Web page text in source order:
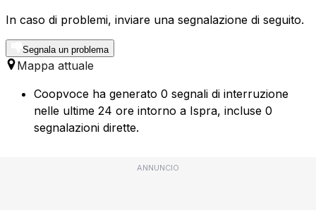
In caso di problemi, inviare una segnalazione di seguito.
Segnala un problema
Mappa attuale
Coopvoce ha generato 0 segnali di interruzione
nelle ultime 24 ore intorno a Ispra, incluse 0
segnalazioni dirette.
ANNUNCIO